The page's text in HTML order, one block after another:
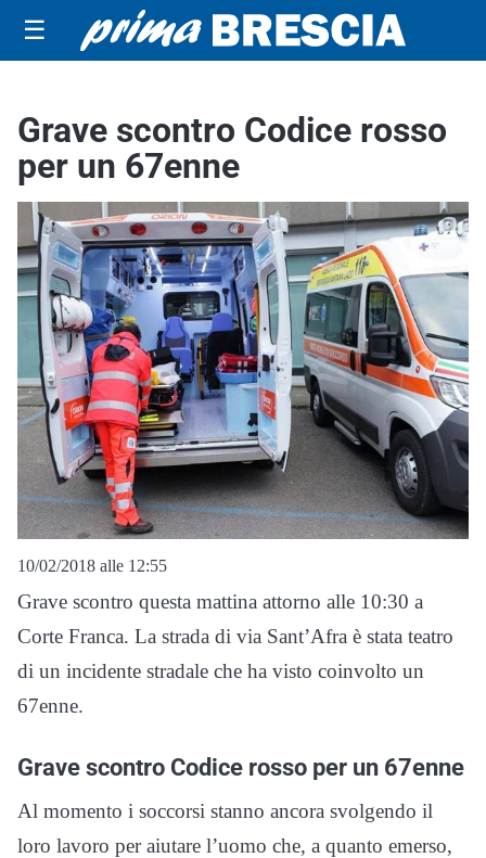
☰
Grave scontro Codice rosso
per un 67enne
10/02/2018 alle 12:55
Grave scontro questa mattina attorno alle 10:30 a
Corte Franca. La strada di via Sant’Afra è stata teatro
di un incidente stradale che ha visto coinvolto un
67enne.
Grave scontro Codice rosso per un 67enne
Al momento i soccorsi stanno ancora svolgendo il
loro lavoro per aiutare l’uomo che, a quanto emerso,